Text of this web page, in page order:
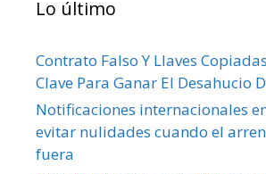
Lo último
Contrato Falso Y Llaves
Clave Para Ganar El Desahucio
Notificaciones internacionales
evitar nulidades cuando el
fuera